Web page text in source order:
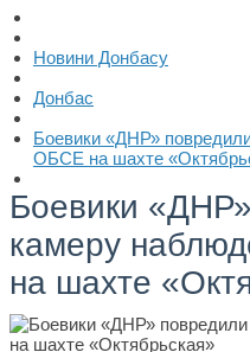
Новини Донбасу
Донбас
Боевики «ДНР»
ОБСЕ на шахте
Боевики
камеру
на шахте